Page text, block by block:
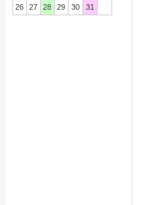
26
27 28 29 30 31